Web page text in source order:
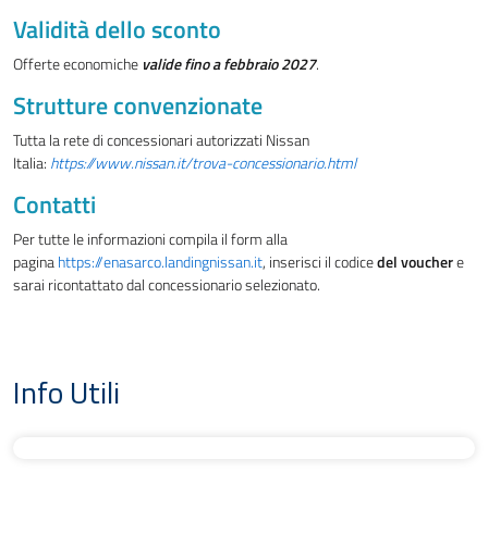
Validità dello sconto
Offerte economiche valide fino a febbraio 2027.
Strutture convenzionate
Tutta la rete di concessionari autorizzati Nissan
Italia: https://www.nissan.it/trova-concessionario.html
Contatti
Per tutte le informazioni compila il form alla
paginahttps://enasarco.landingnissan.it, inserisci il codicedel vouchere
sarai ricontattato dal concessionario selezionato.
Info Utili